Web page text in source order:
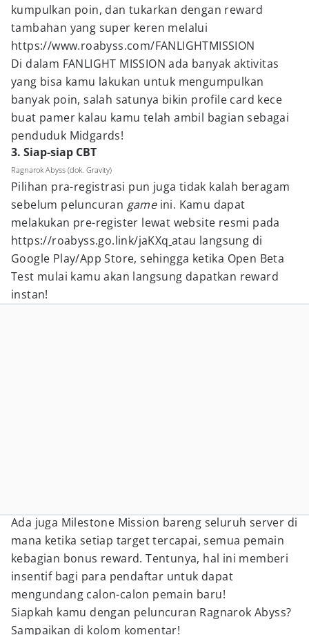
kumpulkan poin, dan tukarkan dengan reward
tambahan yang super keren melalui
https://www.roabyss.com/FANLIGHTMISSION
Di dalam FANLIGHT MISSION ada banyak aktivitas
yang bisa kamu lakukan untuk mengumpulkan
banyak poin, salah satunya bikin profile card kece
buat pamer kalau kamu telah ambil bagian sebagai
penduduk Midgards!
3. Siap-siap CBT
Ragnarok Abyss (dok. Gravity)
Pilihan pra-registrasi pun juga tidak kalah beragam
sebelum peluncuran game ini. Kamu dapat
melakukan pre-register lewat website resmi pada
https://roabyss.go.link/jaKXq atau langsung di
Google Play/App Store, sehingga ketika Open Beta
Test mulai kamu akan langsung dapatkan reward
instan!
Ada juga Milestone Mission bareng seluruh server di
mana ketika setiap target tercapai, semua pemain
kebagian bonus reward. Tentunya, hal ini memberi
insentif bagi para pendaftar untuk dapat
mengundang calon-calon pemain baru!
Siapkah kamu dengan peluncuran Ragnarok Abyss?
Sampaikan di kolom komentar!